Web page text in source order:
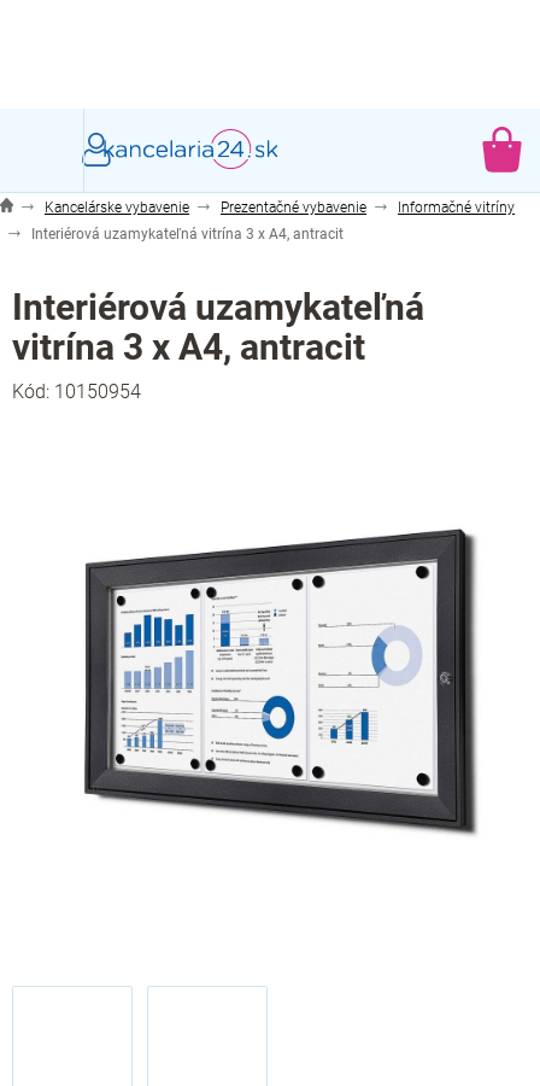
Kancelárske vybavenie Prezentačné vybavenie
Informačné vitríny
Interiérová uzamykateľná vitrína 3 x A4, antracit
Interiérová uzamykateľná
vitrína 3 x A4, antracit
Kód: 10150954